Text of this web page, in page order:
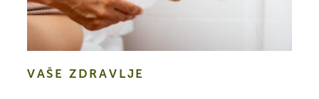
VAŠE ZDRAVLJE